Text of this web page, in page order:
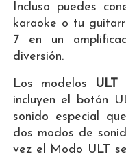
Incluso puedes
karaoke o tu
7 en un
diversión.
Los modelos ULT
incluyen el botón
sonido especial
dos modos de
vez el Modo ULT